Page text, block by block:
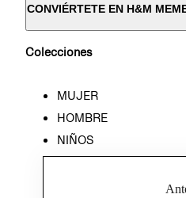
CONVIÉRTETE EN H&M
Colecciones
MUJER
HOMBRE
NIÑOS